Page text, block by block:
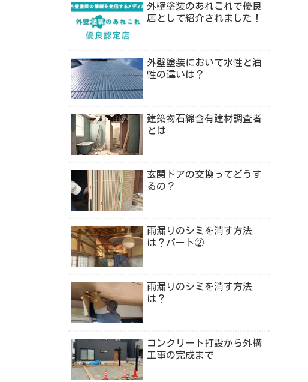
外壁塗装のあれこれで優良
店として紹介されました！
外壁塗装において水性と油
性の違いは？
建築物石綿含有建材調査者
とは
玄関ドアの交換ってどうす
るの？
雨漏りのシミを消す方法
は？パート②
雨漏りのシミを消す方法
は？
コンクリート打設から外構
工事の完成まで